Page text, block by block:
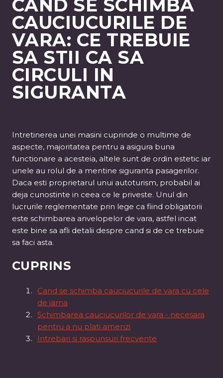
CAND SE SCHIMBA
CAUCIUCURILE DE
VARA: CE TREBUIE
SA STII CA SA
CIRCULI IN
SIGURANTA
Intretinerea unei masini cuprinde o multime de
aspecte, majoritatea pentru a asigura buna
functionare a acesteia, altele sunt de ordin estetic iar
unele au rolul de a mentine siguranta pasagerilor.
Daca esti proprietarul unui autoturism, probabil ai
deja cunostinte in ceea ce le priveste. Unul din
lucrurile reglementate prin lege ca fiind obligatorii
este schimbarea anvelopelor de vara, astfel incat
este bine sa afli detalii despre cand si de ce trebuie
sa faci asta.
CUPRINS
Cand se schimba cauciucurile de vara cu cele
de iarna
Schimbarea cauciucurilor de vara - necesara
pentru a nu plati amenzi
Intrebari si raspunsuri frecvente